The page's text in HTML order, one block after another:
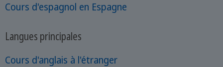
Cours d'espagnol en Espagne
Langues principales
Cours d'anglais à l'étranger